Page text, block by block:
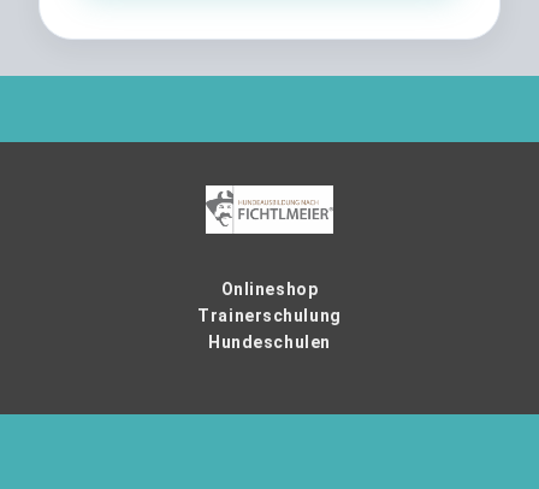
Onlineshop
Trainerschulung
Hundeschulen